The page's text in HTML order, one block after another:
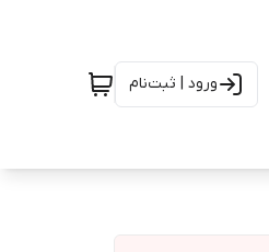
ورود | ثبت‌نام